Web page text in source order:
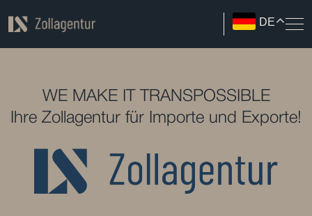
DE
WE MAKE IT TRANSPOSSIBLE
Ihre Zollagentur für Importe und Exporte!